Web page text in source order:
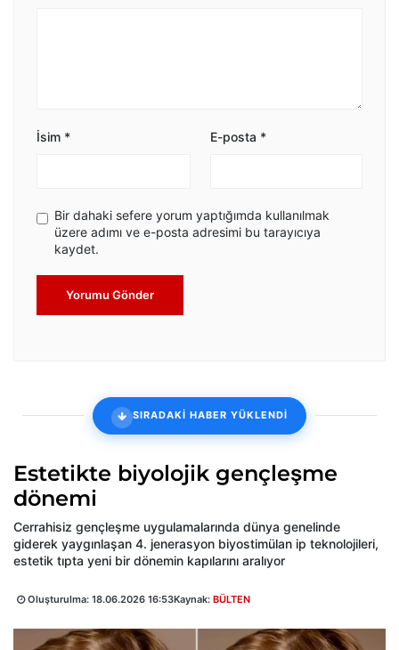
İsim * E-posta *
Bir dahaki sefere yorum yaptığımda kullanılmak
üzere adımı ve e-posta adresimi bu tarayıcıya
kaydet.
Yorumu Gönder
SIRADAKİ HABER YÜKLENDİ
Estetikte biyolojik gençleşme
dönemi
Cerrahisiz gençleşme uygulamalarında dünya genelinde
giderek yaygınlaşan 4. jenerasyon biyostimülan ip teknolojileri,
estetik tıpta yeni bir dönemin kapılarını aralıyor
Oluşturulma: 18.06.2026 16:53Kaynak: BÜLTEN